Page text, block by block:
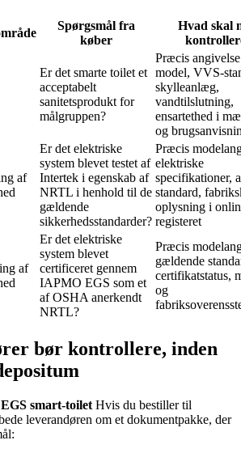
Spørgsmål fra
køber
Hvad skal
Er det smarte toilet et
acceptabelt
sanitetsprodukt for
målgruppen?
Præcis
model, VVS-
skylleanlæg,
vandtilslutning,
ensartethed i
og
af
Er det elektriske
system blevet testet af
Intertek i egenskab af
NRTL i henhold til de
gældende
sikkerhedsstandarder?
Præcis
elektriske
specifikationer,
standard,
oplysning i
registeret
af
Er det elektriske
system blevet
certificeret gennem
IAPMO EGS som et
af OSHA anerkendt
NRTL?
Præcis
gældende
certifikatstatus,
og
bør kontrollere, inden
EGS smart-toilet Hvis du bestiller til
leverandøren om et dokumentpakke, der